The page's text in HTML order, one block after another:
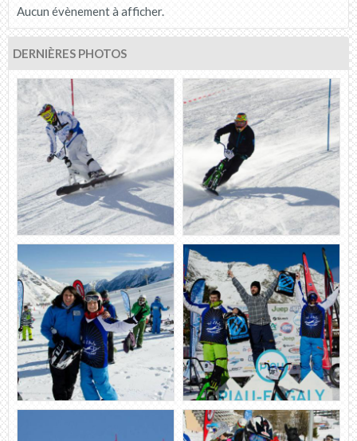
Aucun évènement à afficher.
DERNIÈRES PHOTOS